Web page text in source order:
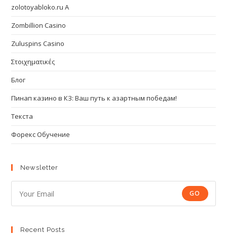
zolotoyabloko.ru A
Zombillion Casino
Zuluspins Casino
Στοιχηματικές
Блог
Пинап казино в КЗ: Ваш путь к азартным победам!
Текста
Форекс Обучение
Newsletter
GO
Recent Posts